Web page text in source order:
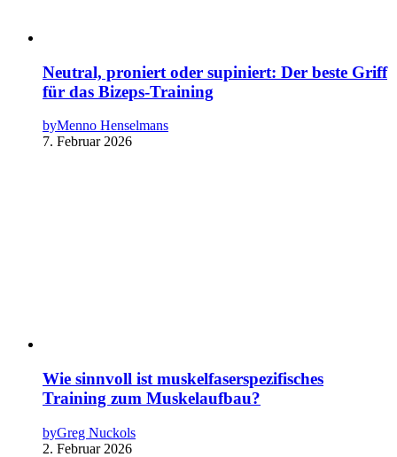
Neutral, proniert oder supiniert: Der beste Griff
für das Bizeps-Training
byMenno Henselmans
7. Februar 2026
Wie sinnvoll ist muskelfaserspezifisches
Training zum Muskelaufbau?
byGreg Nuckols
2. Februar 2026